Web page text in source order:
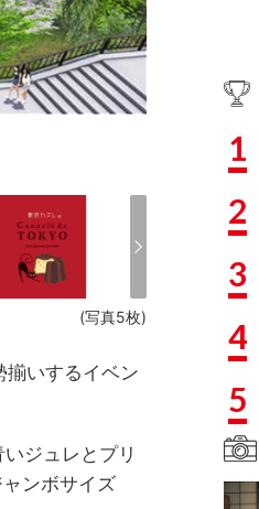
(写真5枚)
揃いするイベン
ジュレとプリ
ンボサイズ
1
2
3
4
5